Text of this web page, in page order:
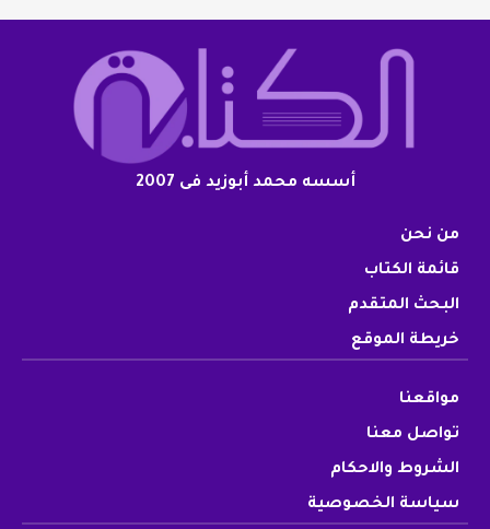
أسسه محمد أبوزيد فى 2007
من نحن
قائمة الكتاب
البحث المتقدم
خريطة الموقع
مواقعنا
تواصل معنا
الشروط والاحكام
سياسة الخصوصية